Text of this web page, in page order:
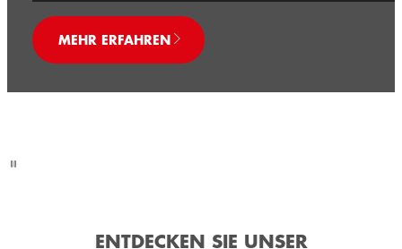
MEHR ERFAHREN
ENTDECKEN SIE UNSER